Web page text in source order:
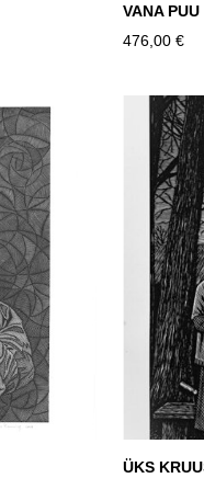
VANA PUU
476,00 €
ÜKS